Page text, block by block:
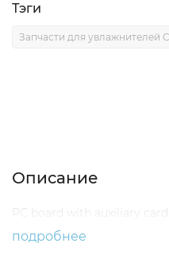
Тэги
Запчасти для увлажнителей
Описание
PC board with auxiliary
подробнее